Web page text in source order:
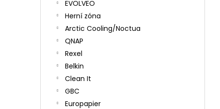
EVOLVEO
Herní zóna
Arctic Cooling/Noctua
QNAP
Rexel
Belkin
Clean It
GBC
Europapier